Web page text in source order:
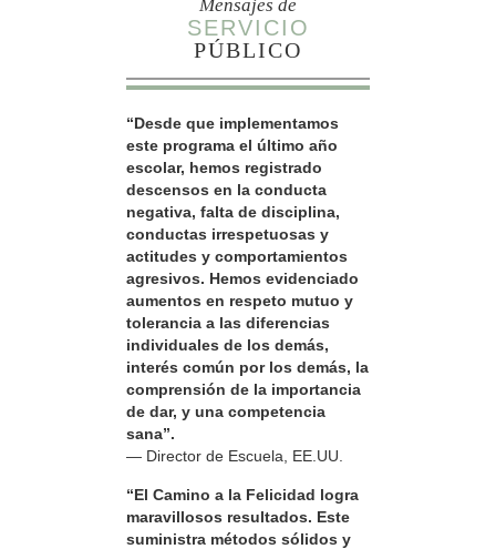
Mensajes de
SERVICIO
PÚBLICO
“Desde que implementamos
este programa el último año
escolar, hemos registrado
descensos en la conducta
negativa, falta de disciplina,
conductas irrespetuosas y
actitudes y comportamientos
agresivos. Hemos evidenciado
aumentos en respeto mutuo y
tolerancia a las diferencias
individuales de los demás,
interés común por los demás, la
comprensión de la importancia
de dar, y una competencia
sana”.
— Director de Escuela, EE.UU.
“El Camino a la Felicidad logra
maravillosos resultados. Este
suministra métodos sólidos y